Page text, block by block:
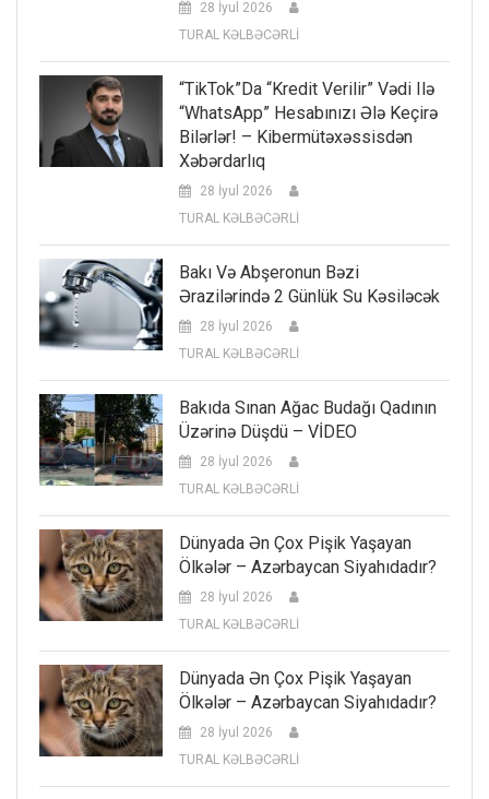
28 İyul 2026
TURAL KƏLBƏCƏRLİ
“TikTok”da “kredit Verilir” Vədi Ilə
“WhatsApp” Hesabınızı Ələ Keçirə
Bilərlər! – Kibermütəxəssisdən
Xəbərdarlıq
28 İyul 2026
TURAL KƏLBƏCƏRLİ
Bakı Və Abşeronun Bəzi
Ərazilərində 2 Günlük Su Kəsiləcək
28 İyul 2026
TURAL KƏLBƏCƏRLİ
Bakıda Sınan Ağac Budağı Qadının
Üzərinə Düşdü – VİDEO
28 İyul 2026
TURAL KƏLBƏCƏRLİ
Dünyada Ən Çox Pişik Yaşayan
Ölkələr – Azərbaycan Siyahıdadır?
28 İyul 2026
TURAL KƏLBƏCƏRLİ
Dünyada Ən Çox Pişik Yaşayan
Ölkələr – Azərbaycan Siyahıdadır?
28 İyul 2026
TURAL KƏLBƏCƏRLİ